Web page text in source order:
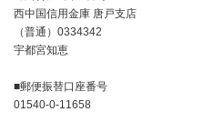
西中国信用金庫 唐戸支店
（普通）0334342
宇都宮知恵
■郵便振替口座番号
01540-0-11658